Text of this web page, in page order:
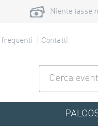
Niente tasse
frequenti Contatti